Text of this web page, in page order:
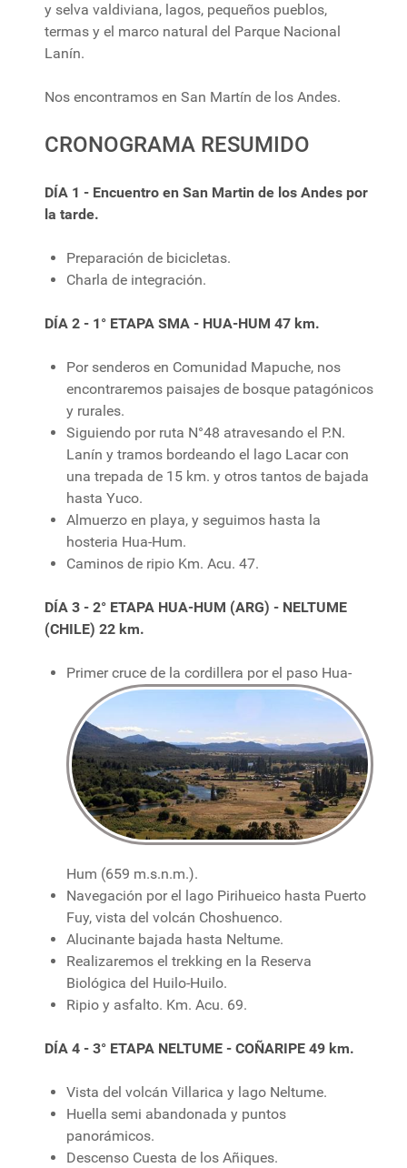
y selva valdiviana, lagos, pequeños pueblos,
termas y el marco natural del Parque Nacional
Lanín.
Nos encontramos en San Martín de los Andes.
CRONOGRAMA RESUMIDO
DÍA 1 - Encuentro en San Martin de los Andes por
la tarde.
Preparación de bicicletas.
Charla de integración.
DÍA 2 - 1° ETAPA SMA - HUA-HUM 47 km.
Por senderos en Comunidad Mapuche, nos
encontraremos paisajes de bosque patagónicos
y rurales.
Siguiendo por ruta N°48 atravesando el P.N.
Lanín y tramos bordeando el lago Lacar con
una trepada de 15 km. y otros tantos de bajada
hasta Yuco.
Almuerzo en playa, y seguimos hasta la
hosteria Hua-Hum.
Caminos de ripio Km. Acu. 47.
DÍA 3 - 2° ETAPA HUA-HUM (ARG) - NELTUME
(CHILE) 22 km.
Primer cruce de la cordillera por el paso Hua-
Hum (659 m.s.n.m.).
Navegación por el lago Pirihueico hasta Puerto
Fuy, vista del volcán Choshuenco.
Alucinante bajada hasta Neltume.
Realizaremos el trekking en la Reserva
Biológica del Huilo-Huilo.
Ripio y asfalto. Km. Acu. 69.
DÍA 4 - 3° ETAPA NELTUME - COÑARIPE 49 km.
Vista del volcán Villarica y lago Neltume.
Huella semi abandonada y puntos
panorámicos.
Descenso Cuesta de los Añiques.